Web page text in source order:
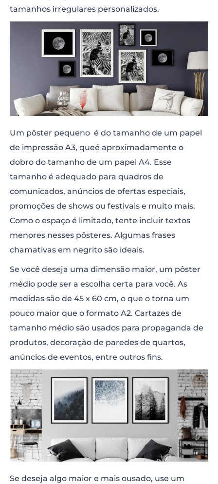
tamanhos irregulares personalizados.
Um pôster pequeno é do tamanho de um papel
de impressão A3, queé aproximadamente o
dobro do tamanho de um papel A4. Esse
tamanho é adequado para quadros de
comunicados, anúncios de ofertas especiais,
promoções de shows ou festivais e muito mais.
Como o espaço é limitado, tente incluir textos
menores nesses pôsteres. Algumas frases
chamativas em negrito são ideais.
Se você deseja uma dimensão maior, um pôster
médio pode ser a escolha certa para você. As
medidas são de 45 x 60 cm, o que o torna um
pouco maior que o formato A2. Cartazes de
tamanho médio são usados para propaganda de
produtos, decoração de paredes de quartos,
anúncios de eventos, entre outros fins.
Se deseja algo maior e mais ousado, use um